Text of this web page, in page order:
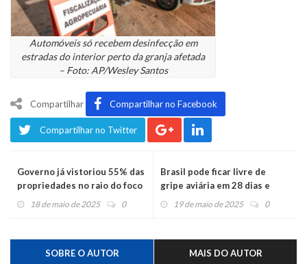
Automóveis só recebem desinfecção em
estradas do interior perto da granja afetada
– Foto: AP/Wesley Santos
Compartilhar Compartilhar no Facebook
Compartilhar no Twitter
Governo já vistoriou 55% das
propriedades no raio do foco
de gripe aviária em
18 de maio de 2025 0
Brasil pode ficar livre de
gripe aviária em 28 dias e
retomar exportações
19 de maio de 2025 0
SOBRE O AUTOR MAIS DO AUTOR